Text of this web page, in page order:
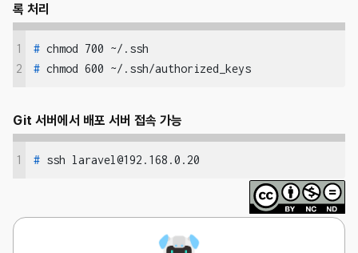
록 처리
1
2
# chmod 700 ~/.ssh
# chmod 600 ~/.ssh/authorized_keys
Git 서버에서 배포 서버 접속 가능
1 # ssh laravel@192.168.0.20